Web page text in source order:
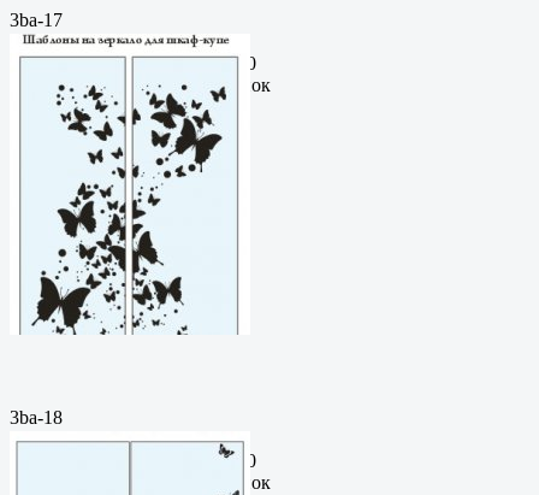
3ba-17
Пескоструйный
рисунокФормат: cdrЦена: 200
руб.Метки: векторный рисунок
3ba-18
Пескоструйный
рисунокФормат: cdrЦена: 200
руб.Метки: векторный рисунок